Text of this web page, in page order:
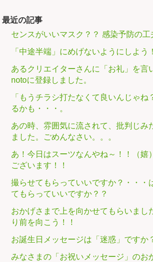
最近の記事
センスがいいマスク？？ 感染予防の工
「中途半端」にめげないようにしよう
あるクリエイターさんに「お礼」を言
notoに登録しました。
「もうチラシ打たなくて良いんじゃね
るかも・・・。
あの時、雰囲気に流されて、批判じみ
ました。ごめんなさい。。。
あ！今日はスーツなんやね～！！（嬉
ございます！！
撮らせてもらっていいですか？・・・
てもらっていいですか？？
おかげさまで上を向かせてもらいまし
り前を向こう！！
お誕生日メッセージは「迷惑」ですか
みなさまの「お祝いメッセージ」のお